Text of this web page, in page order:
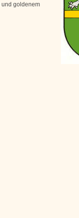
und goldenem